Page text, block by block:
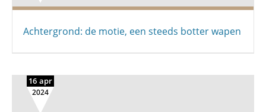
Achtergrond: de motie, een steeds botter wapen
16 apr
2024